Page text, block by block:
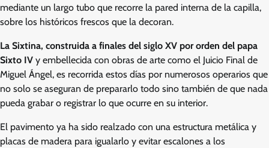
mediante un largo tubo que recorre la pared interna de la capilla,
sobre los históricos frescos que la decoran.
La Sixtina, construida a finales del siglo XV por orden del papa
Sixto IV y embellecida con obras de arte como el Juicio Final de
Miguel Ángel, es recorrida estos días por numerosos operarios que
no solo se aseguran de prepararlo todo sino también de que nada
pueda grabar o registrar lo que ocurre en su interior.
El pavimento ya ha sido realzado con una estructura metálica y
placas de madera para igualarlo y evitar escalones a los